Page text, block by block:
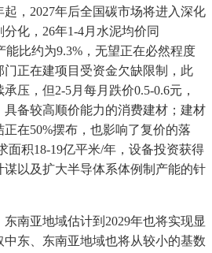
，2027年后全国碳市场将进入深化
化，26年1-4月水泥均价同
能比约为9.3%，无望正在必然程度
门正在建项目受资金欠缺限制，此
压，但2-5月每月跌价0.5-0.6元，
备较高顺价能力的消费建材；建材
在50%摆布，也影响了复价的落
面积18-19亿平米/年，设备投资获得
以及扩大半导体系体例制产能的针
亚地域估计到2029年也将实现显
东、东南亚地域也将从较小的基数